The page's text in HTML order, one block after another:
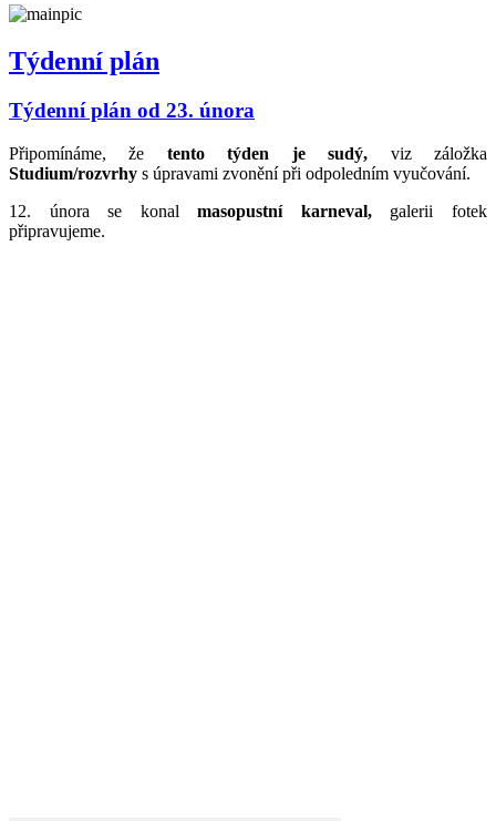
Týdenní plán
Týdenní plán od 23. února
Připomínáme, že tento týden je sudý, viz záložka
Studium/rozvrhy s úpravami zvonění při odpoledním vyučování.
12. února se konalmasopustní karneval,galerii fotek
připravujeme.